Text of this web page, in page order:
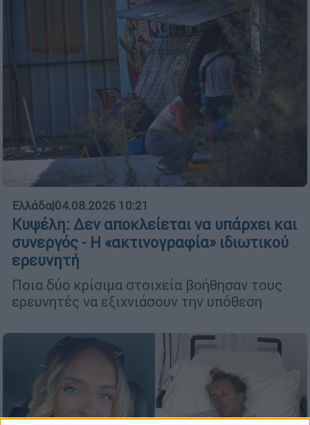
Ελλάδα|04.08.2026 10:21
Κυψέλη: Δεν αποκλείεται να υπάρχει και
συνεργός - Η «ακτινογραφία» ιδιωτικού
ερευνητή
Ποια δύο κρίσιμα στοιχεία βοήθησαν τους
ερευνητές να εξιχνιάσουν την υπόθεση